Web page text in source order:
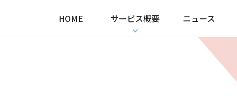
HOME サービス概要 ニュース